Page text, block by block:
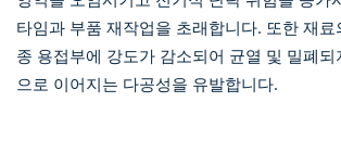
타임과 부품 재작업을 초래합니다. 또한 재
종 용접부에 강도가 감소되어 균열 및 밀폐되
으로 이어지는 다공성을 유발합니다.